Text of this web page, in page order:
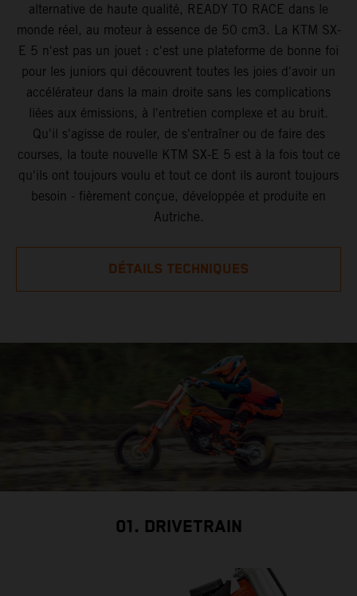
alternative de haute qualité, READY TO RACE dans le
monde réel, au moteur à essence de 50 cm3. La KTM SX-
E 5 n'est pas un jouet : c'est une plateforme de bonne foi
pour les juniors qui découvrent toutes les joies d'avoir un
accélérateur dans la main droite sans les complications
liées aux émissions, à l'entretien complexe et au bruit.
Qu'il s'agisse de rouler, de s'entraîner ou de faire des
courses, la toute nouvelle KTM SX-E 5 est à la fois tout ce
qu'ils ont toujours voulu et tout ce dont ils auront toujours
besoin - fièrement conçue, développée et produite en
Autriche.
DÉTAILS TECHNIQUES
01. DRIVETRAIN